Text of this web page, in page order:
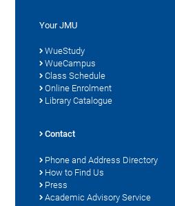
Your JMU
WueStudy
WueCampus
Class Schedule
Online Enrolment
Library Catalogue
Contact
Phone and Address Directory
How to Find Us
Press
Academic Advisory Service